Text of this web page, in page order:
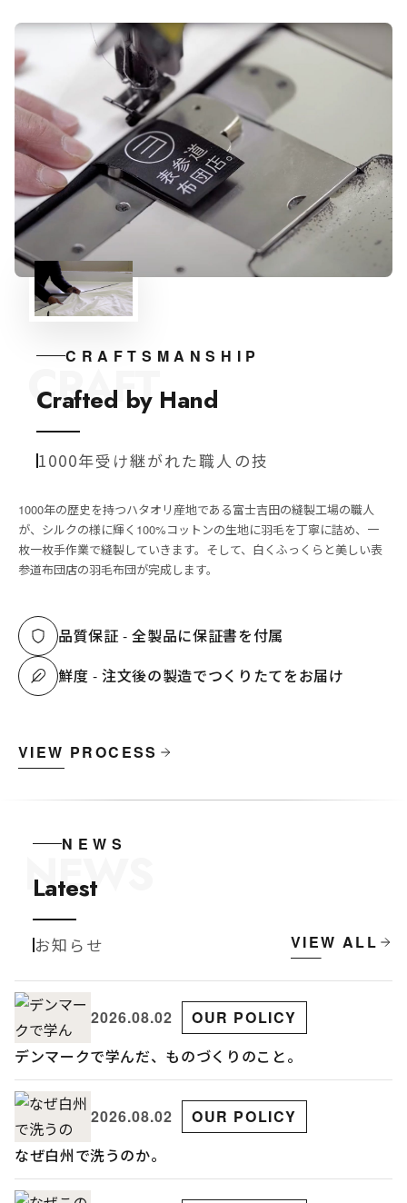
CRAFTSMANSHIP
CRAFT
Crafted by Hand
1000年受け継がれた職人の技
1000年の歴史を持つハタオリ産地である富士吉田の縫製工場の職人
が、シルクの様に輝く100%コットンの生地に羽毛を丁寧に詰め、一
枚一枚手作業で縫製していきます。そして、白くふっくらと美しい表
参道布団店の羽毛布団が完成します。
品質保証 - 全製品に保証書を付属
鮮度 - 注文後の製造でつくりたてをお届け
VIEW PROCESS
NEWS
NEWS
Latest
お知らせ VIEW ALL
2026.08.02 OUR POLICY
デンマークで学んだ、ものづくりのこと。
2026.08.02 OUR POLICY
なぜ白州で洗うのか。